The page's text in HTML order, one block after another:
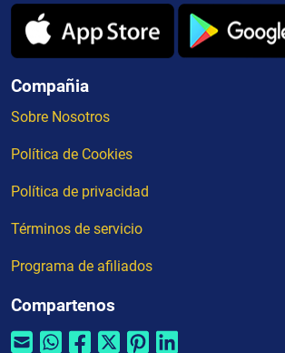
Compañia
Sobre Nosotros
Política de Cookies
Política de privacidad
Términos de servicio
Programa de afiliados
Compartenos